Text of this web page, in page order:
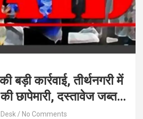
बड़ी कार्रवाई, तीर्थनगरी में
छापेमारी, दस्तावेज जब्त…
No Comments